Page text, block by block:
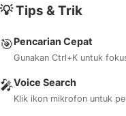
💡 Tips & Trik
🎯Pencarian Cepat
Gunakan Ctrl+K untuk
🎤Voice Search
Klik ikon mikrofon untuk